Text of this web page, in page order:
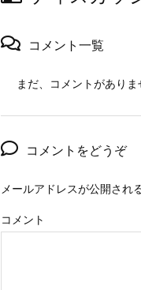
コメント一覧
まだ、コメントがありま
コメントをどうぞ
メールアドレスが公開され
コメント